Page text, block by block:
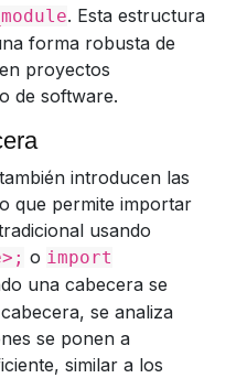
. Esta estructura
forma robusta de
proyectos
de software.
introducen las
que permite importar
usando
o import
una cabecera se
se analiza
se ponen a
similar a los